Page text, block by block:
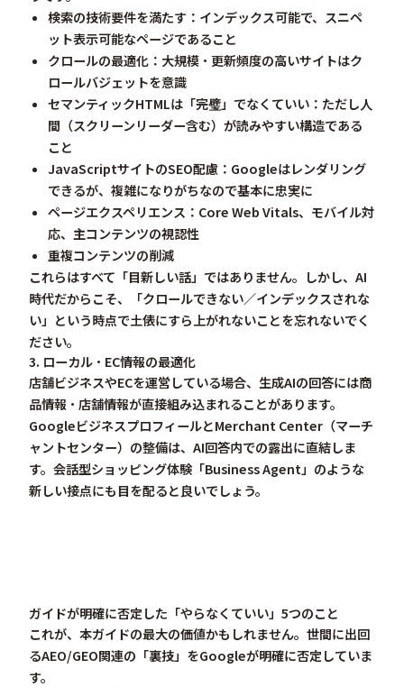
検索の技術要件を満たす ：インデックス可能で、スニペ
ット表示可能なページであること
クロールの最適化 ：大規模・更新頻度の高いサイトはク
ロールバジェットを意識
セマンティックHTMLは「完璧」でなくていい ：ただし人
間（スクリーンリーダー含む）が読みやすい構造である
こと
JavaScriptサイトのSEO配慮 ：Googleはレンダリング
できるが、複雑になりがちなので基本に忠実に
ページエクスペリエンス ：Core Web Vitals、モバイル対
応、主コンテンツの視認性
重複コンテンツの削減
これらはすべて「目新しい話」ではありません。しかし、AI
時代だからこそ、
「クロールできない／インデックスされな
い」という時点で土俵にすら上がれないことを忘れないでく
ださい。
3. ローカル・EC情報の最適化
店舗ビジネスやECを運営している場合、生成AIの回答には商
品情報・店舗情報が直接組み込まれることがあります。
GoogleビジネスプロフィールとMerchant Center（マーチ
ャントセンター） の整備は、AI回答内での露出に直結しま
す。会話型ショッピング体験「Business Agent」のような
新しい接点にも目を配ると良いでしょう。
ガイドが明確に否定した「やらなくていい」5つのこと
これが、本ガイドの最大の価値かもしれません。世間に出回
るAEO/GEO関連の「裏技」をGoogleが明確に否定 していま
す。